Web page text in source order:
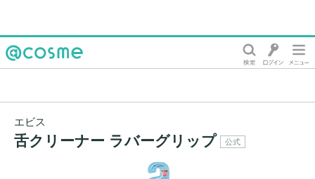
エビス
舌クリーナー ラバーグリップ 公式